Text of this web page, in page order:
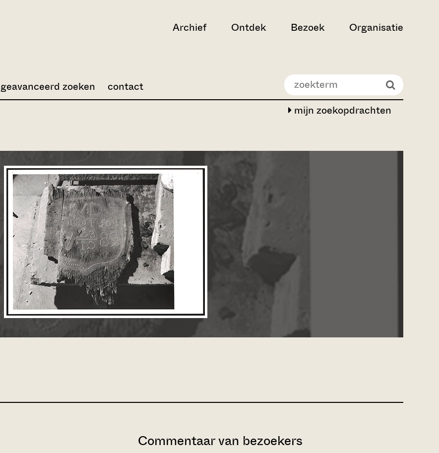
Archief Ontdek Bezoek Organisatie
mijn zoekopdrachten
geavanceerd zoeken contact
Commentaar van bezoekers